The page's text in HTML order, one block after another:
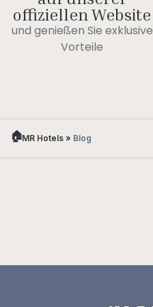
offiziellen Website
und genießen Sie exklusive
Vorteile
Spätes Auschecken
(je nach
MR Hotels » Blog